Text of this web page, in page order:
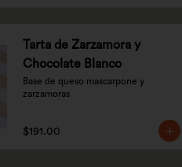
Tarta de Zarzamora y
Chocolate Blanco
Base de queso mascarpone y
zarzamoras
$191.00